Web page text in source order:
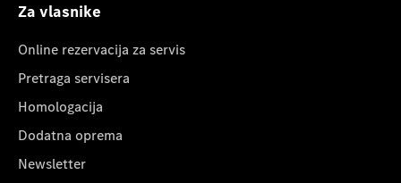
Za vlasnike
Online rezervacija za servis
Pretraga servisera
Homologacija
Dodatna oprema
Newsletter